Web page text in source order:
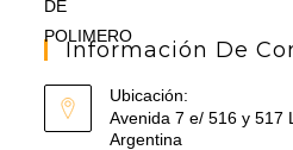
Información De
Ubicación:
Avenida 7 e/ 516 y 517
Argentina